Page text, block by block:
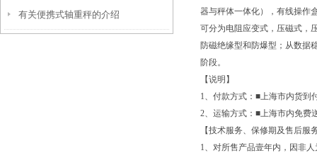
有关便携式轴重秤的介绍
器与秤体一体化），有线操作
可分为电阻应变式，压磁式，
防磁绝缘型和防爆型；从数据
阶段。
【说明】
1、付款方式：■上海市内货到
2、运输方式：■上海市内免费
【技术服务、保修期及售后服
1、对所售产品壹年内，因非